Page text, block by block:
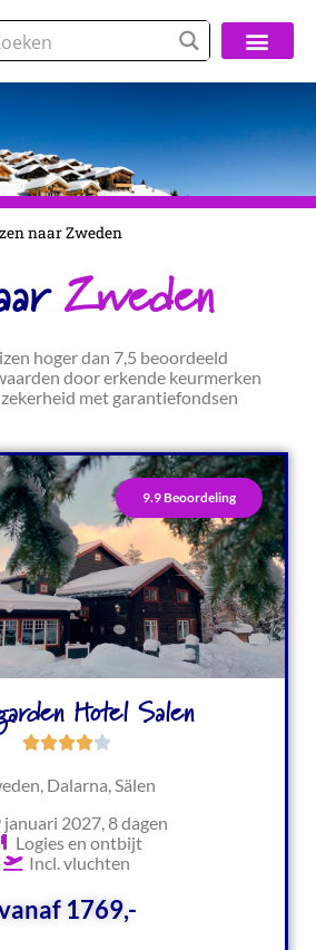
naar Zweden
Zweden
hoger dan 7,5 beoordeeld
door erkende keurmerken
met garantiefondsen
9.9 Beoordeling
Hotel Salen
Dalarna, Sälen
januari 2027, 8 dagen
Logies en ontbijt
Incl. vluchten
1769,-